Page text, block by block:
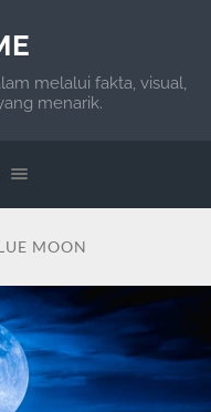
melalui fakta, visual,
menarik.
MOON